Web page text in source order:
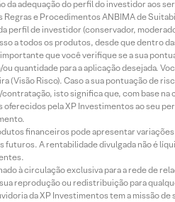
da adequação do perfil do investidor aos
Regras e Procedimentos ANBIMA de
perfil de investidor (conservador,
a todos os produtos, desde que dentro
que você verifique se a sua
quantidade para a aplicação desejada.
(Visão Risco). Caso a sua pontuação de
isto significa que, com base
oferecidos pela XP Investimentos ao seu
financeiros pode apresentar
A rentabilidade divulgada não é
à circulação exclusiva para a rede de
reprodução ou redistribuição para
da XP Investimentos tem a missão